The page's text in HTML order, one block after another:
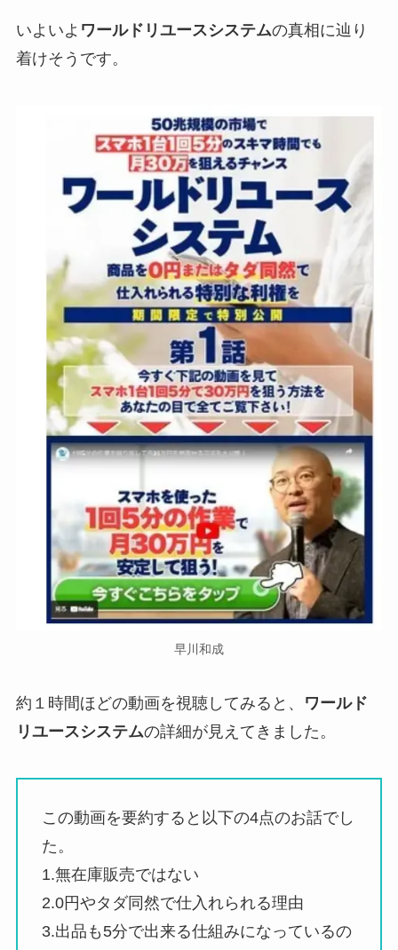
いよいよ ワールドリユースシステムの真相に辿り
着けそうです。
早川和成
約１時間ほどの動画を視聴してみると、
ワールド
リユースシステムの詳細が見えてきました。
この動画を要約すると以下の4点のお話でし
た。
1.無在庫販売ではない
2.0円やタダ同然で仕入れられる理由
3.出品も5分で出来る仕組みになっているの